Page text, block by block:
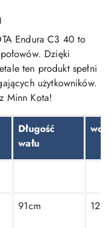
Endura C3 40 to
Dzięki
ten produkt spełni
użytkowników.
Minn Kota!
Długość
wału
91cm 12